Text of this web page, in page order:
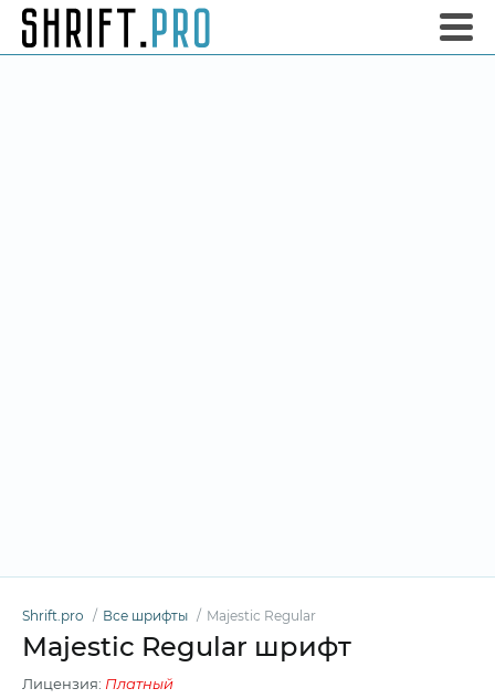
Shrift.pro Все шрифты Majestic Regular
Majestic Regular шрифт
Лицензия: Платный